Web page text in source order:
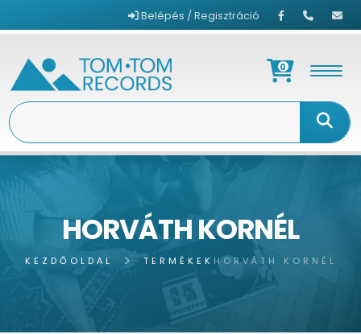
Belépés / Regisztráció
0
HORVÁTH KORNÉL
KEZDŐOLDAL TERMÉKEK HORVÁTH KORNÉL